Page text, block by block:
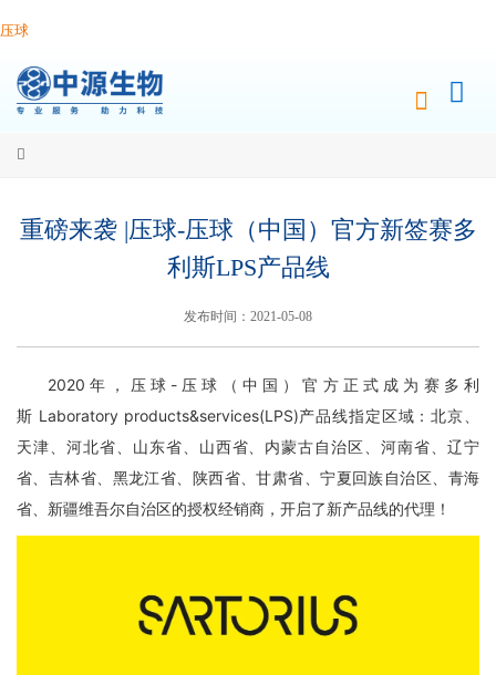
压球
重磅来袭 |压球-压球（中国）官方新签赛多
利斯LPS产品线
发布时间：2021-05-08
2020年，压球-压球（中国）官方正式成为赛多利
斯 Laboratory products&services(LPS)产品线指定区域：北京、
天津、河北省、山东省、山西省、内蒙古自治区、河南省、辽宁
省、吉林省、黑龙江省、陕西省、甘肃省、宁夏回族自治区、青海
省、新疆维吾尔自治区的授权经销商 ，开启了新产品线的代理！